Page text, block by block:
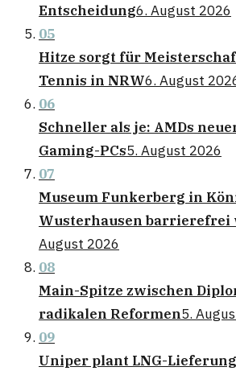
Entscheidung6. August 2026
05
Hitze sorgt für
Tennis in NRW6. August
06
Schneller als je: AMDs
Gaming-PCs5. August 2026
07
Museum Funkerberg in
Wusterhausen
August 2026
08
Main-Spitze zwischen
radikalen Reformen5.
09
Uniper plant LNG-